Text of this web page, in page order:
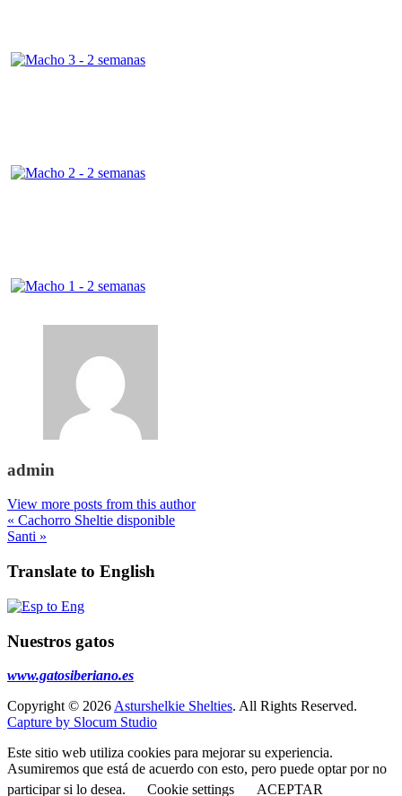
admin
View more posts from this author
« Cachorro Sheltie disponible
Santi »
Translate to English
Nuestros gatos
www.gatosiberiano.es
Copyright © 2026 Asturshelkie Shelties. All Rights Reserved.
Capture by Slocum Studio
Este sitio web utiliza cookies para mejorar su experiencia.
Asumiremos que está de acuerdo con esto, pero puede optar por no
participar si lo desea.
Cookie settings ACEPTAR